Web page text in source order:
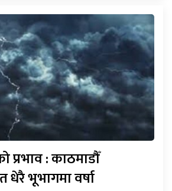
प्रभाव : काठमाडौँ
भूभागमा वर्षा